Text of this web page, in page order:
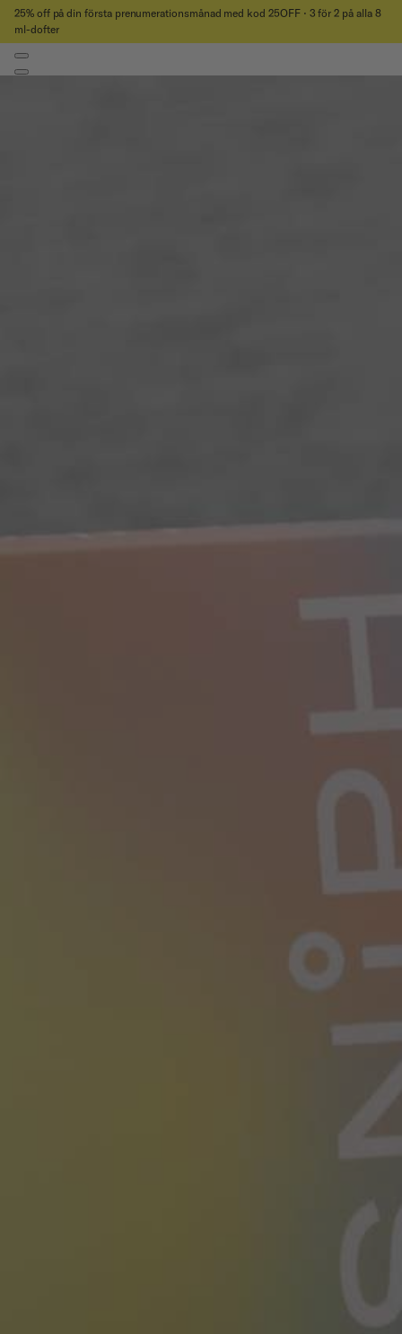
25% off på din första prenumerationsmånad med kod 25OFF ⋅ 3 för 2 på alla 8
ml-dofter